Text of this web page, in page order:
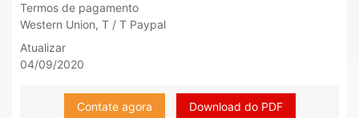
Termos de pagamento
Western Union, T / T Paypal
Atualizar
04/09/2020
Contate agora Download do PDF